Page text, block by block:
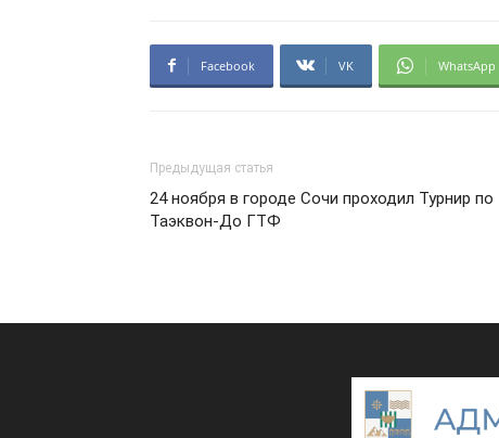
Facebook VK WhatsApp
Предыдущая статья
24 ноября в городе Сочи проходил Турнир по
Таэквон-До ГТФ